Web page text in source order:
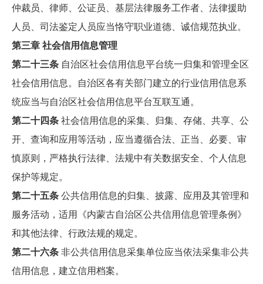
仲裁员、律师、公证员、基层法律服务工作者、法律援助
人员、司法鉴定人员应当恪守职业道德、诚信规范执业。
第三章 社会信用信息管理
第二十三条 自治区社会信用信息平台统一归集和管理全区
社会信用信息。自治区各有关部门建立的行业信用信息系
统应当与自治区社会信用信息平台互联互通。
第二十四条 社会信用信息的采集、归集、存储、共享、公
开、查询和应用等活动，应当遵循合法、正当、必要、审
慎原则，严格执行法律、法规中有关数据安全、个人信息
保护等规定。
第二十五条 公共信用信息的归集、披露、应用及其管理和
服务活动，适用《内蒙古自治区公共信用信息管理条例》
和其他法律、行政法规的规定。
第二十六条 非公共信用信息采集单位应当依法采集非公共
信用信息，建立信用档案。